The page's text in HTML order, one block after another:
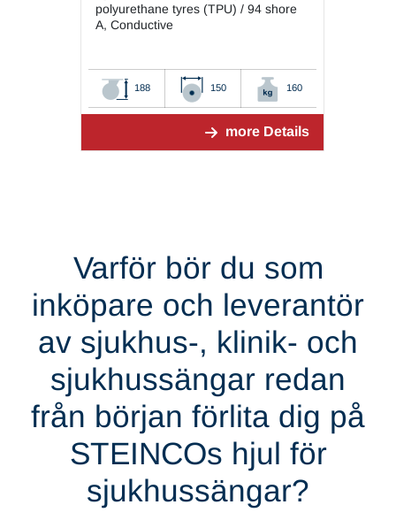
polyurethane tyres (TPU) / 94 shore
A, Conductive
188 150 160
more Details
Varför bör du som
inköpare och leverantör
av sjukhus-, klinik- och
sjukhussängar redan
från början förlita dig på
STEINCOs hjul för
sjukhussängar?